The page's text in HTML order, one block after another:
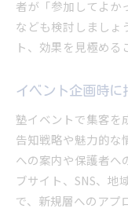
者が「参加してよか
なども検討しましょ
ト、効果を見極める
イベント企画時に
塾イベントで集客を
告知戦略や魅力的な
への案内や保護者へ
ブサイト、SNS、地
で、新規層へのアプ